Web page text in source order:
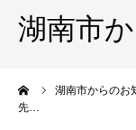
湖南市
湖南市からのお
先…